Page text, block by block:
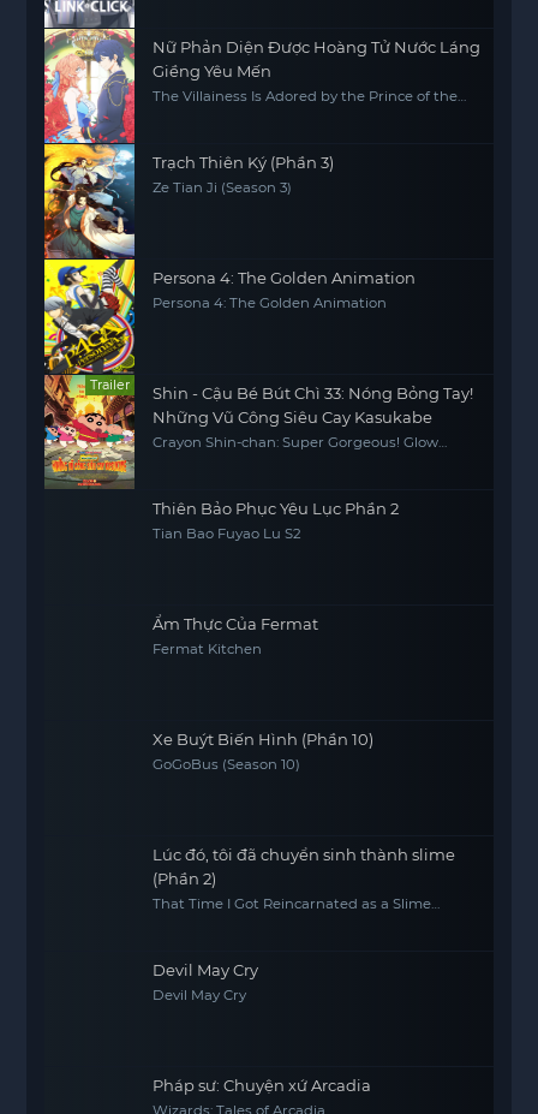
Nữ Phản Diện Được Hoàng Tử Nước Láng
Giềng Yêu Mến
The Villainess Is Adored by the Prince of the
Trạch Thiên Ký (Phần 3)
Ze Tian Ji (Season 3)
Persona 4: The Golden Animation
Persona 4: The Golden Animation
Trailer
Shin - Cậu Bé Bút Chì 33: Nóng Bỏng Tay!
Những Vũ Công Siêu Cay Kasukabe
Crayon Shin-chan: Super Gorgeous! Glow
Thiên Bảo Phục Yêu Lục Phần 2
Tian Bao Fuyao Lu S2
Ẩm Thực Của Fermat
Fermat Kitchen
Xe Buýt Biến Hình (Phần 10)
GoGoBus (Season 10)
Lúc đó, tôi đã chuyển sinh thành slime
(Phần 2)
That Time I Got Reincarnated as a Slime
Devil May Cry
Devil May Cry
Pháp sư: Chuyện xứ Arcadia
Wizards: Tales of Arcadia